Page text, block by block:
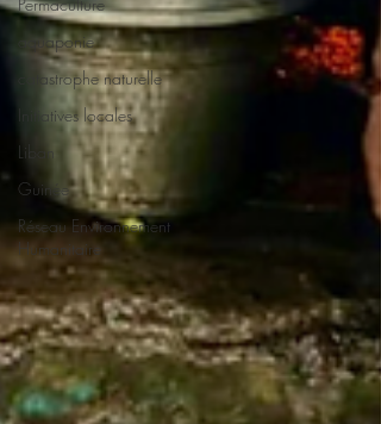
aquaponie
catastrophe naturelle
Initiatives locales
Liban
Guinée
Réseau Environnement
Humanitaire